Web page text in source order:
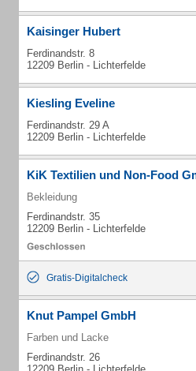
Kaisinger Hubert
Ferdinandstr. 8
12209 Berlin - Lichterfelde
Kiesling Eveline
Ferdinandstr. 29 A
12209 Berlin - Lichterfelde
KiK Textilien und Non-Food
Bekleidung
Ferdinandstr. 35
12209 Berlin - Lichterfelde
Gratis-Digitalcheck
Knut Pampel GmbH
Farben und Lacke
Ferdinandstr. 26